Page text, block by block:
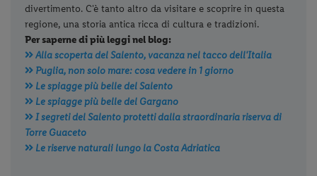
divertimento. C'è tanto altro da visitare e scoprire in questa
regione, una storia antica ricca di cultura e tradizioni.
Per saperne di più leggi nel blog:
Alla scoperta del Salento, vacanza nel tacco dell'Italia
Puglia, non solo mare: cosa vedere in 1 giorno
Le spiagge più belle del Salento
Le spiagge più belle del Gargano
I segreti del Salento protetti dalla straordinaria riserva di
Torre Guaceto
Le riserve naturali lungo la Costa Adriatica